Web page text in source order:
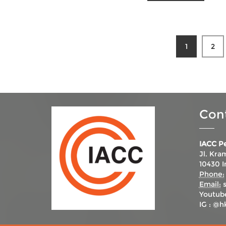
1 2
IACC
Jl.
10430
Phone:
Email:
IG :